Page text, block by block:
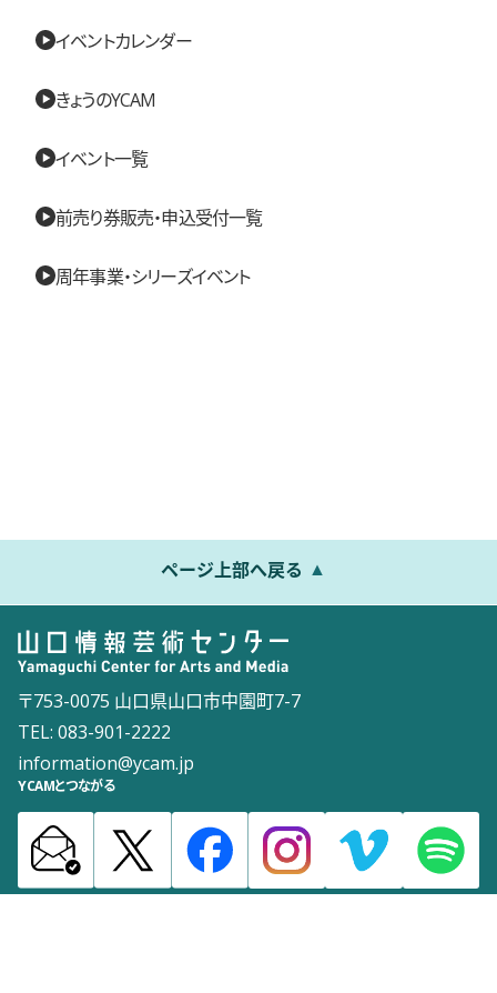
イベントカレンダー
きょうのYCAM
イベント一覧
前売り券販売・申込受付一覧
周年事業・シリーズイベント
ページ上部へ戻る
〒753-0075 山口県山口市中園町7-7
TEL: 083-901-2222
information@ycam.jp
YCAMとつながる